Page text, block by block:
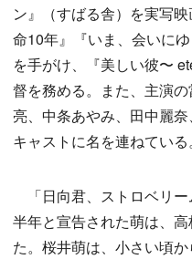
ン』（すばる舎）を実写
命10年』『いま、会いに
を手がけ、『美しい彼〜
督を務める。また、主演
亮、中条あやみ、田中麗
キャストに名を連ねている。
「日向君、ストロベリ
半年と宣告された萌は、
た。桜井萌は、小さい頃